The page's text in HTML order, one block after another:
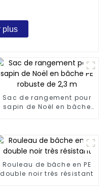
plus
Sac de rangement pour
sapin de Noël en bâche
Rouleau de bâche en PE
double noir très résistant